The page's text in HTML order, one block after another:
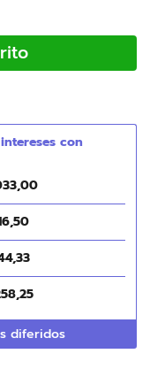
,00
,50
,33
,25
diferidos